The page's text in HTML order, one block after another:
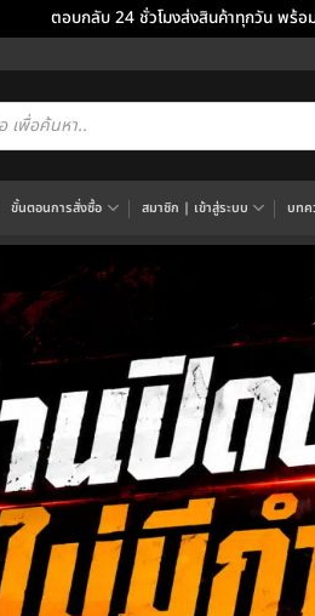
ตอบกลับ 24 ชั่วโมงส่งสินค้าทุกวัน พร้อ
ขั้นตอนการสั่งซื้อ สมาชิก | เข้าสู่ระบบ บทค